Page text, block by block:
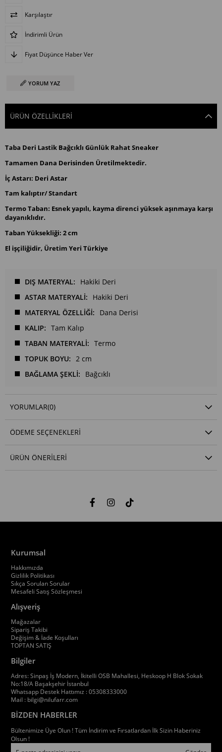
Karşılaştır
İndirimli Ürün
Fiyat Düşünce Haber Ver
YORUM YAZ
ÜRÜN ÖZELLIKLERI
Taba Deri Lastik Bağcıklı Günlük Rahat Sneaker
Tamamen Dana Derisinden Üretilmektedir.
İç Astarı: Deri Astar
Tam kalıptır/ Standart
Termo Taban: Esnek yapılı, kayma direnci yüksek aşınmaya karşı
dayanıklıdır.
Taban Yüksekliği: 2 cm
El işçiliğidir, Üretim Yeri Türkiye
DIŞ MATERYAL
Hakiki Deri
ASTAR MATERYALİ
Hakiki Deri
MATERYAL ÖZELLİĞİ
Dana Derisi
KALIP
Tam Kalıp
TABAN MATERYALİ
Termo
TOPUK BOYU
2 cm
BAĞLAMA ŞEKLİ
Bağcıklı
YORUMLAR(0)
ÖDEME SEÇENEKLERI
ÜRÜN ÖNERILERI
Kurumsal
Hakkımızda
Gizlilik Politikası
Sıkça Sorulan Sorular
Mesafeli Satış Sözleşmesi
Alışveriş
Mağazalar
Sipariş Takibi
Değişim & İade Koşulları
TOPTAN SATIŞ
Bilgiler
Adres: Sinpaş İş Modern, İkitelli OSB Mahallesi, Heskoop H Blok Sokak
No:18/A Başakşehir İstanbul
Whatsapp Destek Hattımız : 05308333000
Mail : bilgi@nilufarr.com
BİZDEN HABERLER
Bültenimize Üye Olun ! Tüm İndirim ve Fırsatlardan İlk Sizin Haberiniz
Olsun !